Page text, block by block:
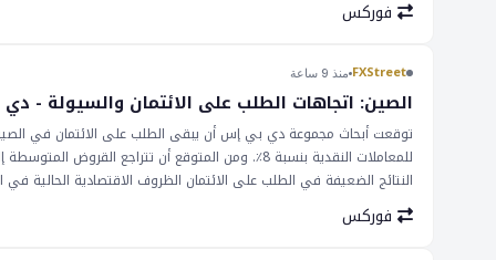
فوركس
FXStreet منذ 9 ساعة
الصين: اتجاهات الطلب على الائتمان والسيولة -
للمعاملات النقدية بنسبة 8٪. ومن المتوقع أن
النتائج الضعيفة في الطلب على الائتمان الظروف الاقتصادية
الصين عواقب على الأسواق العالمية، ولا سيما في سوق العملات
العملات. وهذا بدوره يمكن أن يؤثر على قرارات التجارة والاستثمار. ومن
فوركس